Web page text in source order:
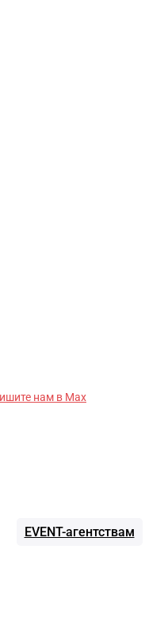
нам в Max
EVENT-агентствам